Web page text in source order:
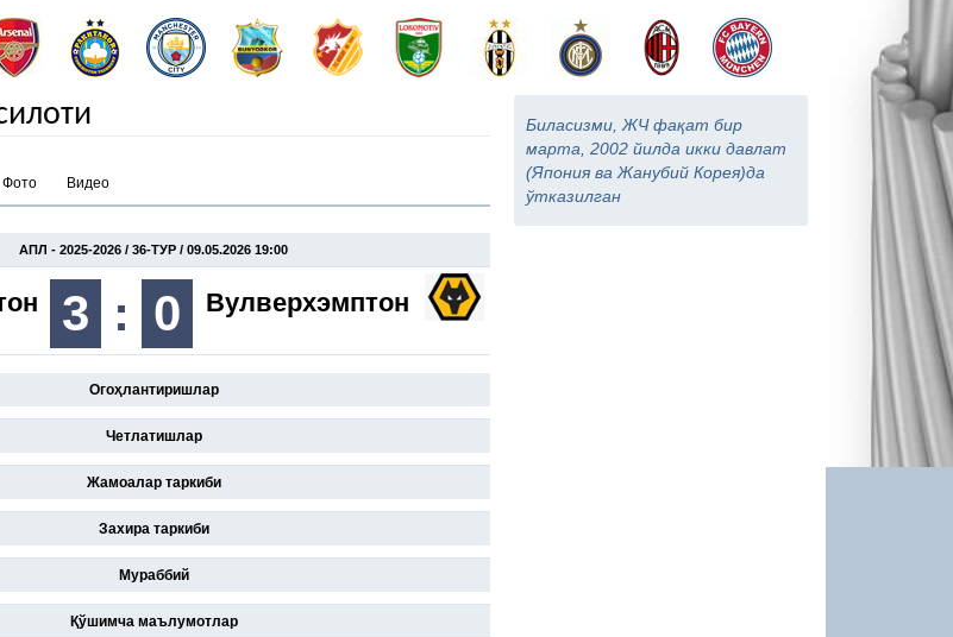
Фото Видео
АПЛ - 2025-2026 / 36-ТУР / 09.05.2026 19:00
3 : 0 Вулверхэмптон
Огоҳлантиришлар
Четлатишлар
Жамоалар таркиби
Захира таркиби
Мураббий
Қўшимча маълумотлар
Биласизми, ЖЧ фақат бир
марта, 2002 йилда икки давлат
(Япония ва Жанубий Корея)да
ўтказилган